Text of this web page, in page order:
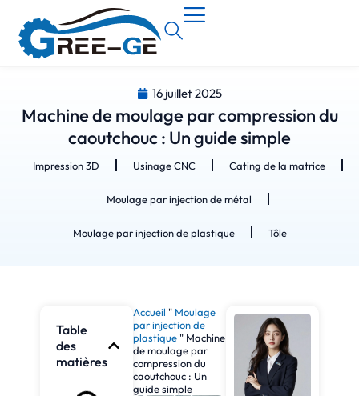
16 juillet 2025
Machine de moulage par compression du
caoutchouc : Un guide simple
Impression 3D Usinage CNC Cating de la matrice
Moulage par injection de métal
Moulage par injection de plastique Tôle
Table
des
matières
Accueil " Moulage
par injection de
plastique " Machine
de moulage par
compression du
caoutchouc : Un
guide simple